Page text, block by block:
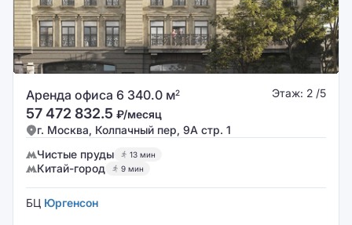
Аренда офиса 6 340.0 м2 Этаж: 2 /5
57 472 832.5 ₽/месяц
г. Москва, Колпачный пер, 9А стр. 1
Чистые пруды
13 мин
Китай-город 9 мин
БЦ Юргенсон